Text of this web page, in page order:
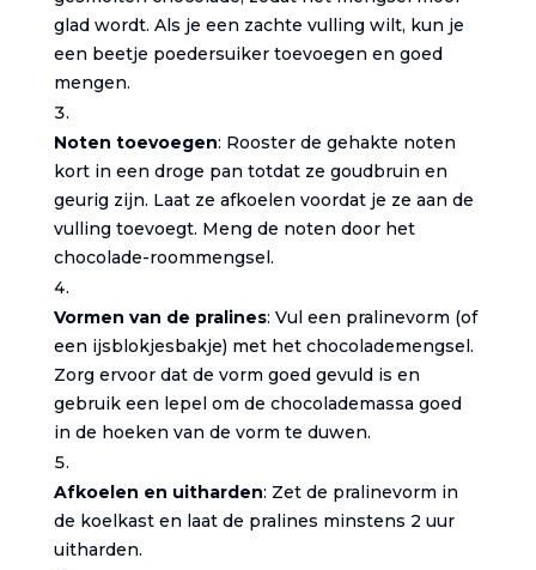
glad wordt. Als je een zachte vulling wilt, kun je
een beetje poedersuiker toevoegen en goed
mengen.
Noten toevoegen: Rooster de gehakte noten
kort in een droge pan totdat ze goudbruin en
geurig zijn. Laat ze afkoelen voordat je ze aan de
vulling toevoegt. Meng de noten door het
chocolade-roommengsel.
Vormen van de pralines: Vul een pralinevorm (of
een ijsblokjesbakje) met het chocolademengsel.
Zorg ervoor dat de vorm goed gevuld is en
gebruik een lepel om de chocolademassa goed
in de hoeken van de vorm te duwen.
Afkoelen en uitharden: Zet de pralinevorm in
de koelkast en laat de pralines minstens 2 uur
uitharden.